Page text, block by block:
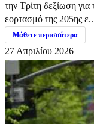
την Τρίτη δεξίωση για
εορτασμό της 205ης
Μάθετε περισσότερα
27 Απριλίου 2026